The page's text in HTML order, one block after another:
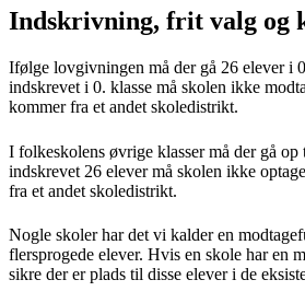
Indskrivning, frit valg og
Ifølge lovgivningen må der gå 26 elever i
indskrevet i 0. klasse må skolen ikke
kommer fra et andet skoledistrikt.
I folkeskolens øvrige klasser må der gå
indskrevet 26 elever må skolen ikke
fra et andet skoledistrikt.
Nogle skoler har det vi kalder en
flersprogede elever. Hvis en skole har en
sikre der er plads til disse elever i de